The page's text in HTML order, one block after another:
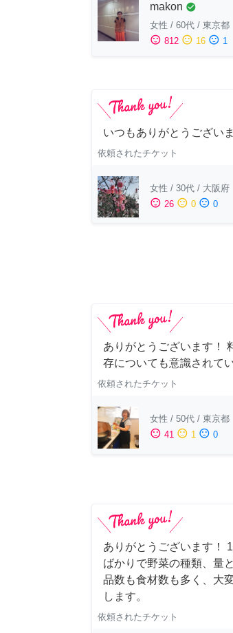
makon check_circle
女性 / 60代 / 東京都
sentiment_satisfied 812 sentiment_neutral 16 sentiment_dissatisfied 1
いつもありがとうござい
依頼されたチケット
女性 / 30代 / 大阪府
sentiment_satisfied 26 sentiment_neutral 0 sentiment_dissatisfied 0
ありがとうございます！
存についても意識されて
依頼されたチケット
女性 / 50代 / 東京都
sentiment_satisfied 41 sentiment_neutral 1 sentiment_dissatisfied 0
ありがとうございます！
ばかりで野菜の種類、量
品数も食材数も多く、大
します。
依頼されたチケット